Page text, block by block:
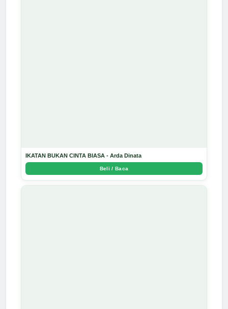
IKATAN BUKAN CINTA BIASA - Arda Dinata
Beli / Baca